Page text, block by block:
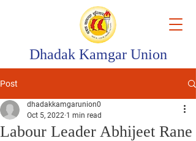
Dhadak Kamgar Union
Post
Labour Leader Abhijeet Rane
dhadakkamgarunion0
Oct 5, 2022 1 min read